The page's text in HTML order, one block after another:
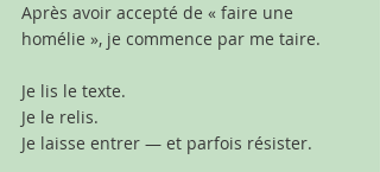
Après avoir accepté de « faire une
homélie », je commence par me taire.
Je lis le texte.
Je le relis.
Je laisse entrer — et parfois résister.